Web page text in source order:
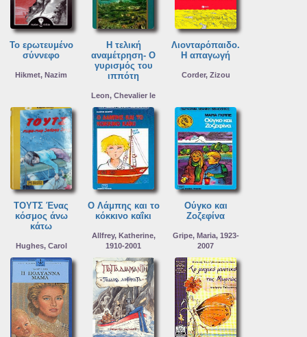
Το ερωτευμένο
σύννεφο
Hikmet, Nazim
Η τελική
αναμέτρηση- Ο
γυρισμός του
ιππότη
Leon, Chevalier le
Λιονταρόπαιδο.
Η απαγωγή
Corder, Zizou
ΤΟΥΤΣ Ένας
κόσμος άνω
κάτω
Hughes, Carol
Ο Λάμπης και το
κόκκινο καΐκι
Allfrey, Katherine,
1910-2001
Ούγκο και
Ζοζεφίνα
Gripe, Maria, 1923-
2007